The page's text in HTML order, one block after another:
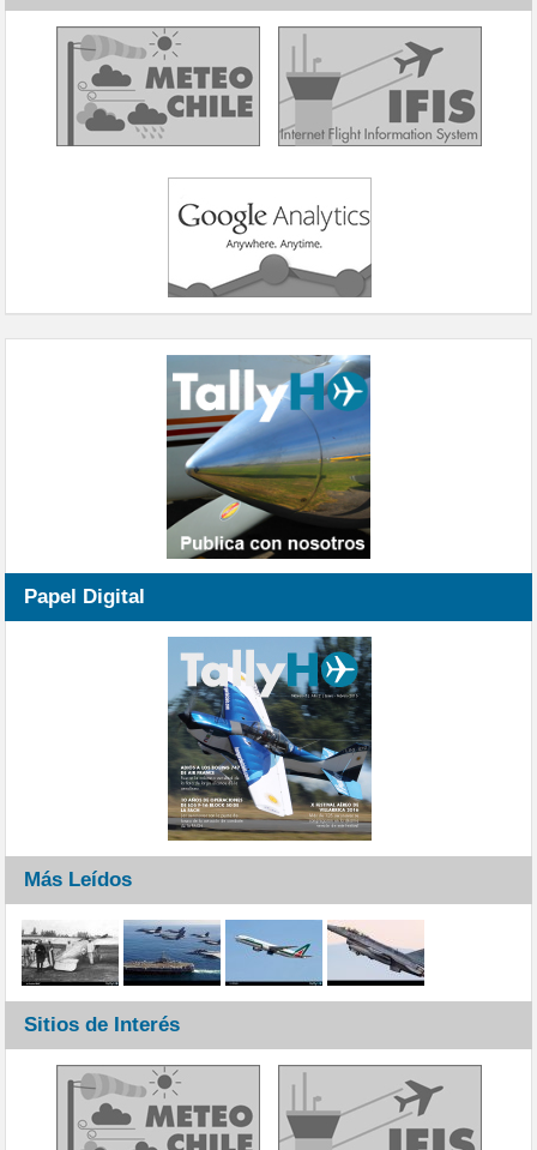
Papel Digital
Más Leídos
Sitios de Interés